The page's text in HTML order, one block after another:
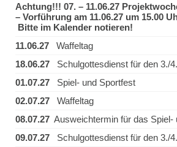
Achtung!!! 07. – 11.06.27
– Vorführung am 11.06.27
Bitte im Kalender notieren!
11.06.27 Waffeltag
18.06.27 Schulgottesdienst für den 3./
01.07.27 Spiel- und Sportfest
02.07.27 Waffeltag
08.07.27 Ausweichtermin für das Spiel-
09.07.27 Schulgottesdienst für den 3./